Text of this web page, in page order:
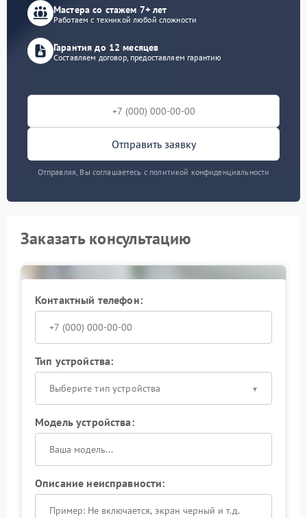
Мастера со стажем 7+ лет
Работаем с техникой любой сложности
Гарантия до 12 месяцев
Составляем договор, предоставляем гарантию
Отправить заявку
Отправляя, Вы соглашаетесь с политикой конфиденциальности
Заказать консультацию
Контактный телефон:
Тип устройства:
Выберите тип устройства
Модель устройства:
Описание неисправности: